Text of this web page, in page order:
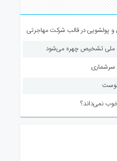
ملی تشخیص چهره می‌شود
سرشماری
خوب نمی‌داند؟